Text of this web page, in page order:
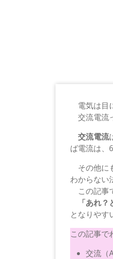
電気は目
交流電流
交流電流
ば電流は、
その他に
わからない
この記事
「あれ？
となりやす
この記事で
交流（